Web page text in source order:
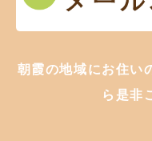
朝霞の地域にお住い
ら是非